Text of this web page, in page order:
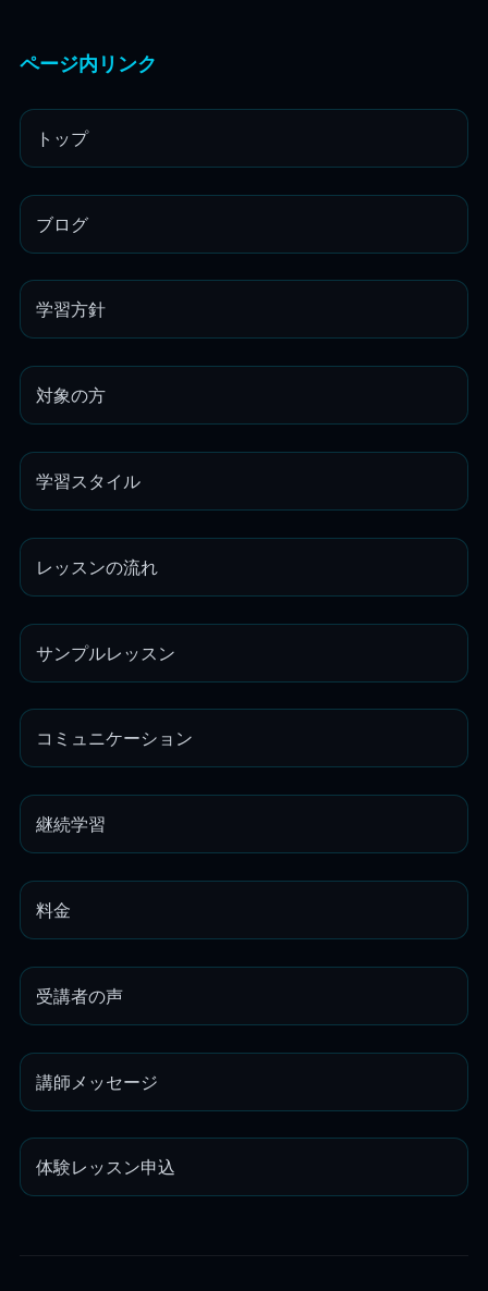
ページ内リンク
トップ
ブログ
学習方針
対象の方
学習スタイル
レッスンの流れ
サンプルレッスン
コミュニケーション
継続学習
料金
受講者の声
講師メッセージ
体験レッスン申込